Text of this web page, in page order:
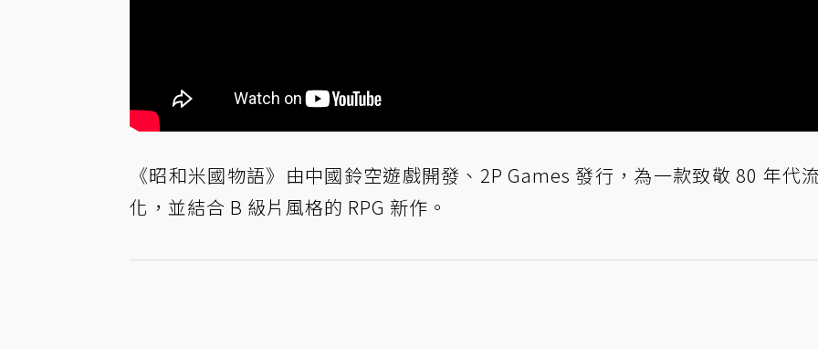
《昭和米國物語》由中國鈴空遊戲開發、2P Games 發行，為一款致敬 80 年代
化，並結合 B 級片風格的 RPG 新作。